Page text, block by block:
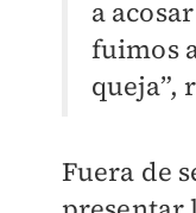
a
fuimos
queja”,
Fuera de